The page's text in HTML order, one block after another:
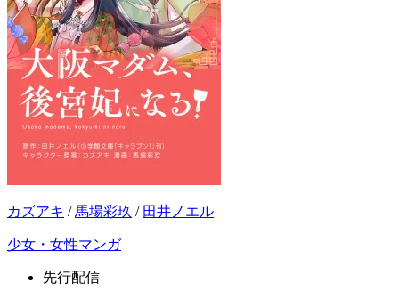
カズアキ / 馬場彩玖 / 田井ノエル
少女・女性マンガ
先行配信